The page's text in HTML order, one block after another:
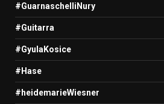
#GuarnaschelliNury
#Guitarra
#GyulaKosice
#Hase
#heidemarieWiesner